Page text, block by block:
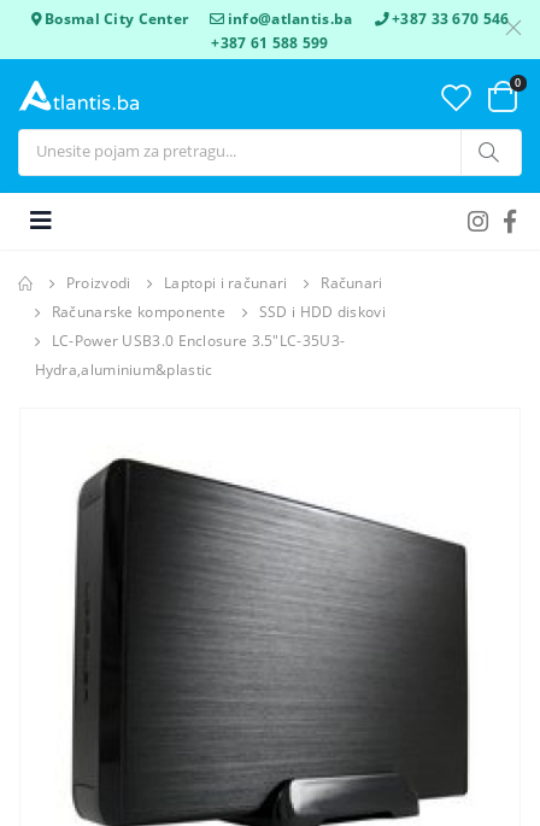
Bosmal City Center info@atlantis.ba
+387 33 670 546
+387 61 588 599
0
Proizvodi Laptopi i računari
Računari
Računarske komponente
SSD i HDD diskovi
LC-Power USB3.0 Enclosure 3.5"LC-35U3-
Hydra,aluminium&plastic